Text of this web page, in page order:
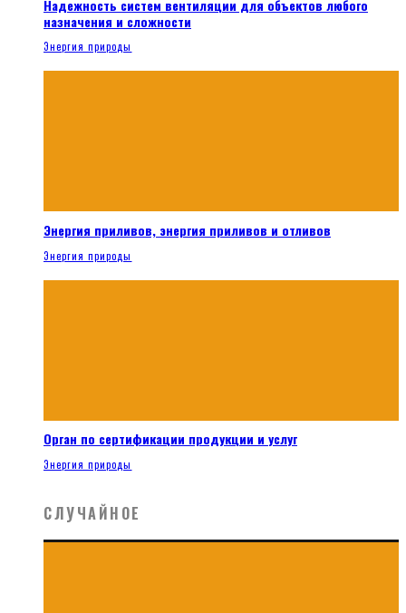
Надежность систем вентиляции для объектов любого
назначения и сложности
Энергия природы
Энергия приливов, энергия приливов и отливов
Энергия природы
Орган по сертификации продукции и услуг
Энергия природы
СЛУЧАЙНОЕ